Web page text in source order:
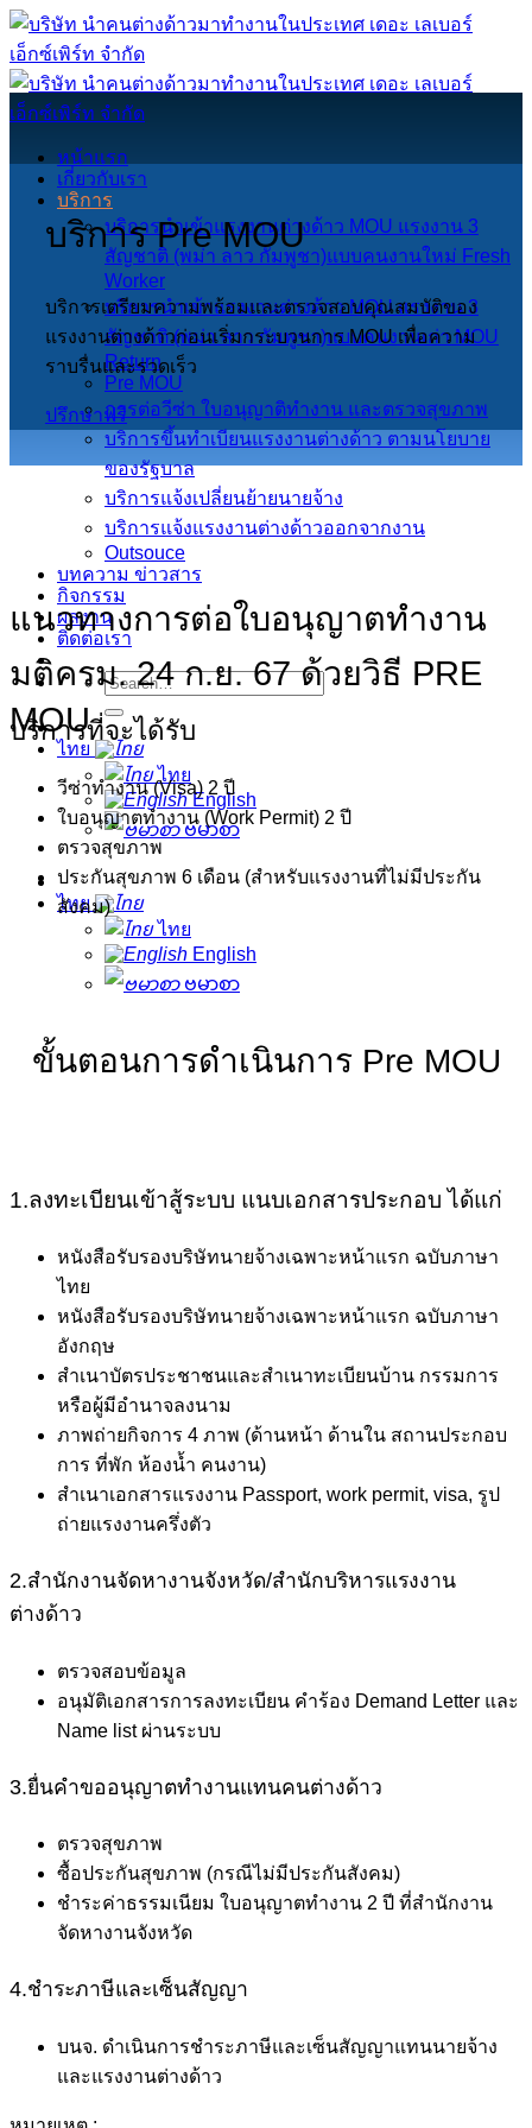
Skip
to
content
หน้าแรก
เกี่ยวกับเรา
บริการ
บริการนำเข้าแรงงานต่างด้าว MOU แรงงาน 3
สัญชาติ (พม่า ลาว กัมพูชา)แบบคนงานใหม่ Fresh
Worker
บริการนําเข้าแรงงานต่างด้าว MOU แรงงาน 3
สัญชาติ (พม่า ลาว กัมพูชา)แบบคนงานเก่า MOU
Return
Pre MOU
การต่อวีซ่า ใบอนุญาติทํางาน และตรวจสุขภาพ
บริการขึ้นทําเบียนแรงงานต่างด้าว ตามนโยบาย
ของรัฐบาล
บริการแจ้งเปลี่ยนย้ายนายจ้าง
บริการแจ้งแรงงานต่างด้าวออกจากงาน
Outsouce
บทความ ข่าวสาร
กิจกรรม
ผลงาน
ติดต่อเรา
ไทย
ไทย
English
ဗမာစာ
ไทย
ไทย
English
ဗမာစာ
บริการ Pre MOU
บริการเตรียมความพร้อมและตรวจสอบคุณสมบัติของ
แรงงานต่างด้าวก่อนเริ่มกระบวนการ MOU เพื่อความ
ราบรื่นและรวดเร็ว
ปรึกษาฟรี
แนวทางการต่อใบอนุญาตทำงาน
มติครม. 24 ก.ย. 67 ด้วยวิธี PRE
MOU
บริการที่จะได้รับ
วีซ่าทำงาน (Visa) 2 ปี
ใบอนุญาตทำงาน (Work Permit) 2 ปี
ตรวจสุขภาพ
ประกันสุขภาพ 6 เดือน (สำหรับแรงงานที่ไม่มีประกัน
สังคม)
ขั้นตอนการดำเนินการ Pre MOU
1.ลงทะเบียนเข้าสู้ระบบ แนบเอกสารประกอบ ได้แก่
หนังสือรับรองบริษัทนายจ้างเฉพาะหน้าแรก ฉบับภาษา
ไทย
หนังสือรับรองบริษัทนายจ้างเฉพาะหน้าแรก ฉบับภาษา
อังกฤษ
สำเนาบัตรประชาชนและสำเนาทะเบียนบ้าน กรรมการ
หรือผู้มีอำนาจลงนาม
ภาพถ่ายกิจการ 4 ภาพ (ด้านหน้า ด้านใน สถานประกอบ
การ ที่พัก ห้องน้ำ คนงาน)
สำเนาเอกสารแรงงาน Passport, work permit, visa, รูป
ถ่ายแรงงานครึ่งตัว
2.สำนักงานจัดหางานจังหวัด/สำนักบริหารแรงงาน
ต่างด้าว
ตรวจสอบข้อมูล
อนุมัติเอกสารการลงทะเบียน คำร้อง Demand Letter และ
Name list ผ่านระบบ
3.ยื่นคำขออนุญาตทำงานแทนคนต่างด้าว
ตรวจสุขภาพ
ซื้อประกันสุขภาพ (กรณีไม่มีประกันสังคม)
ชำระค่าธรรมเนียม ใบอนุญาตทำงาน 2 ปี ที่สำนักงาน
จัดหางานจังหวัด
4.ชำระภาษีและเซ็นสัญญา
บนจ. ดำเนินการชำระภาษีและเซ็นสัญญาแทนนายจ้าง
และแรงงานต่างด้าว